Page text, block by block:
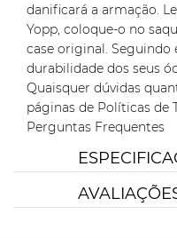
danificará a armação.
Yopp, coloque-o no
case original. Seguindo
durabilidade dos seus
Quaisquer dúvidas
páginas de Políticas de
Perguntas Frequentes